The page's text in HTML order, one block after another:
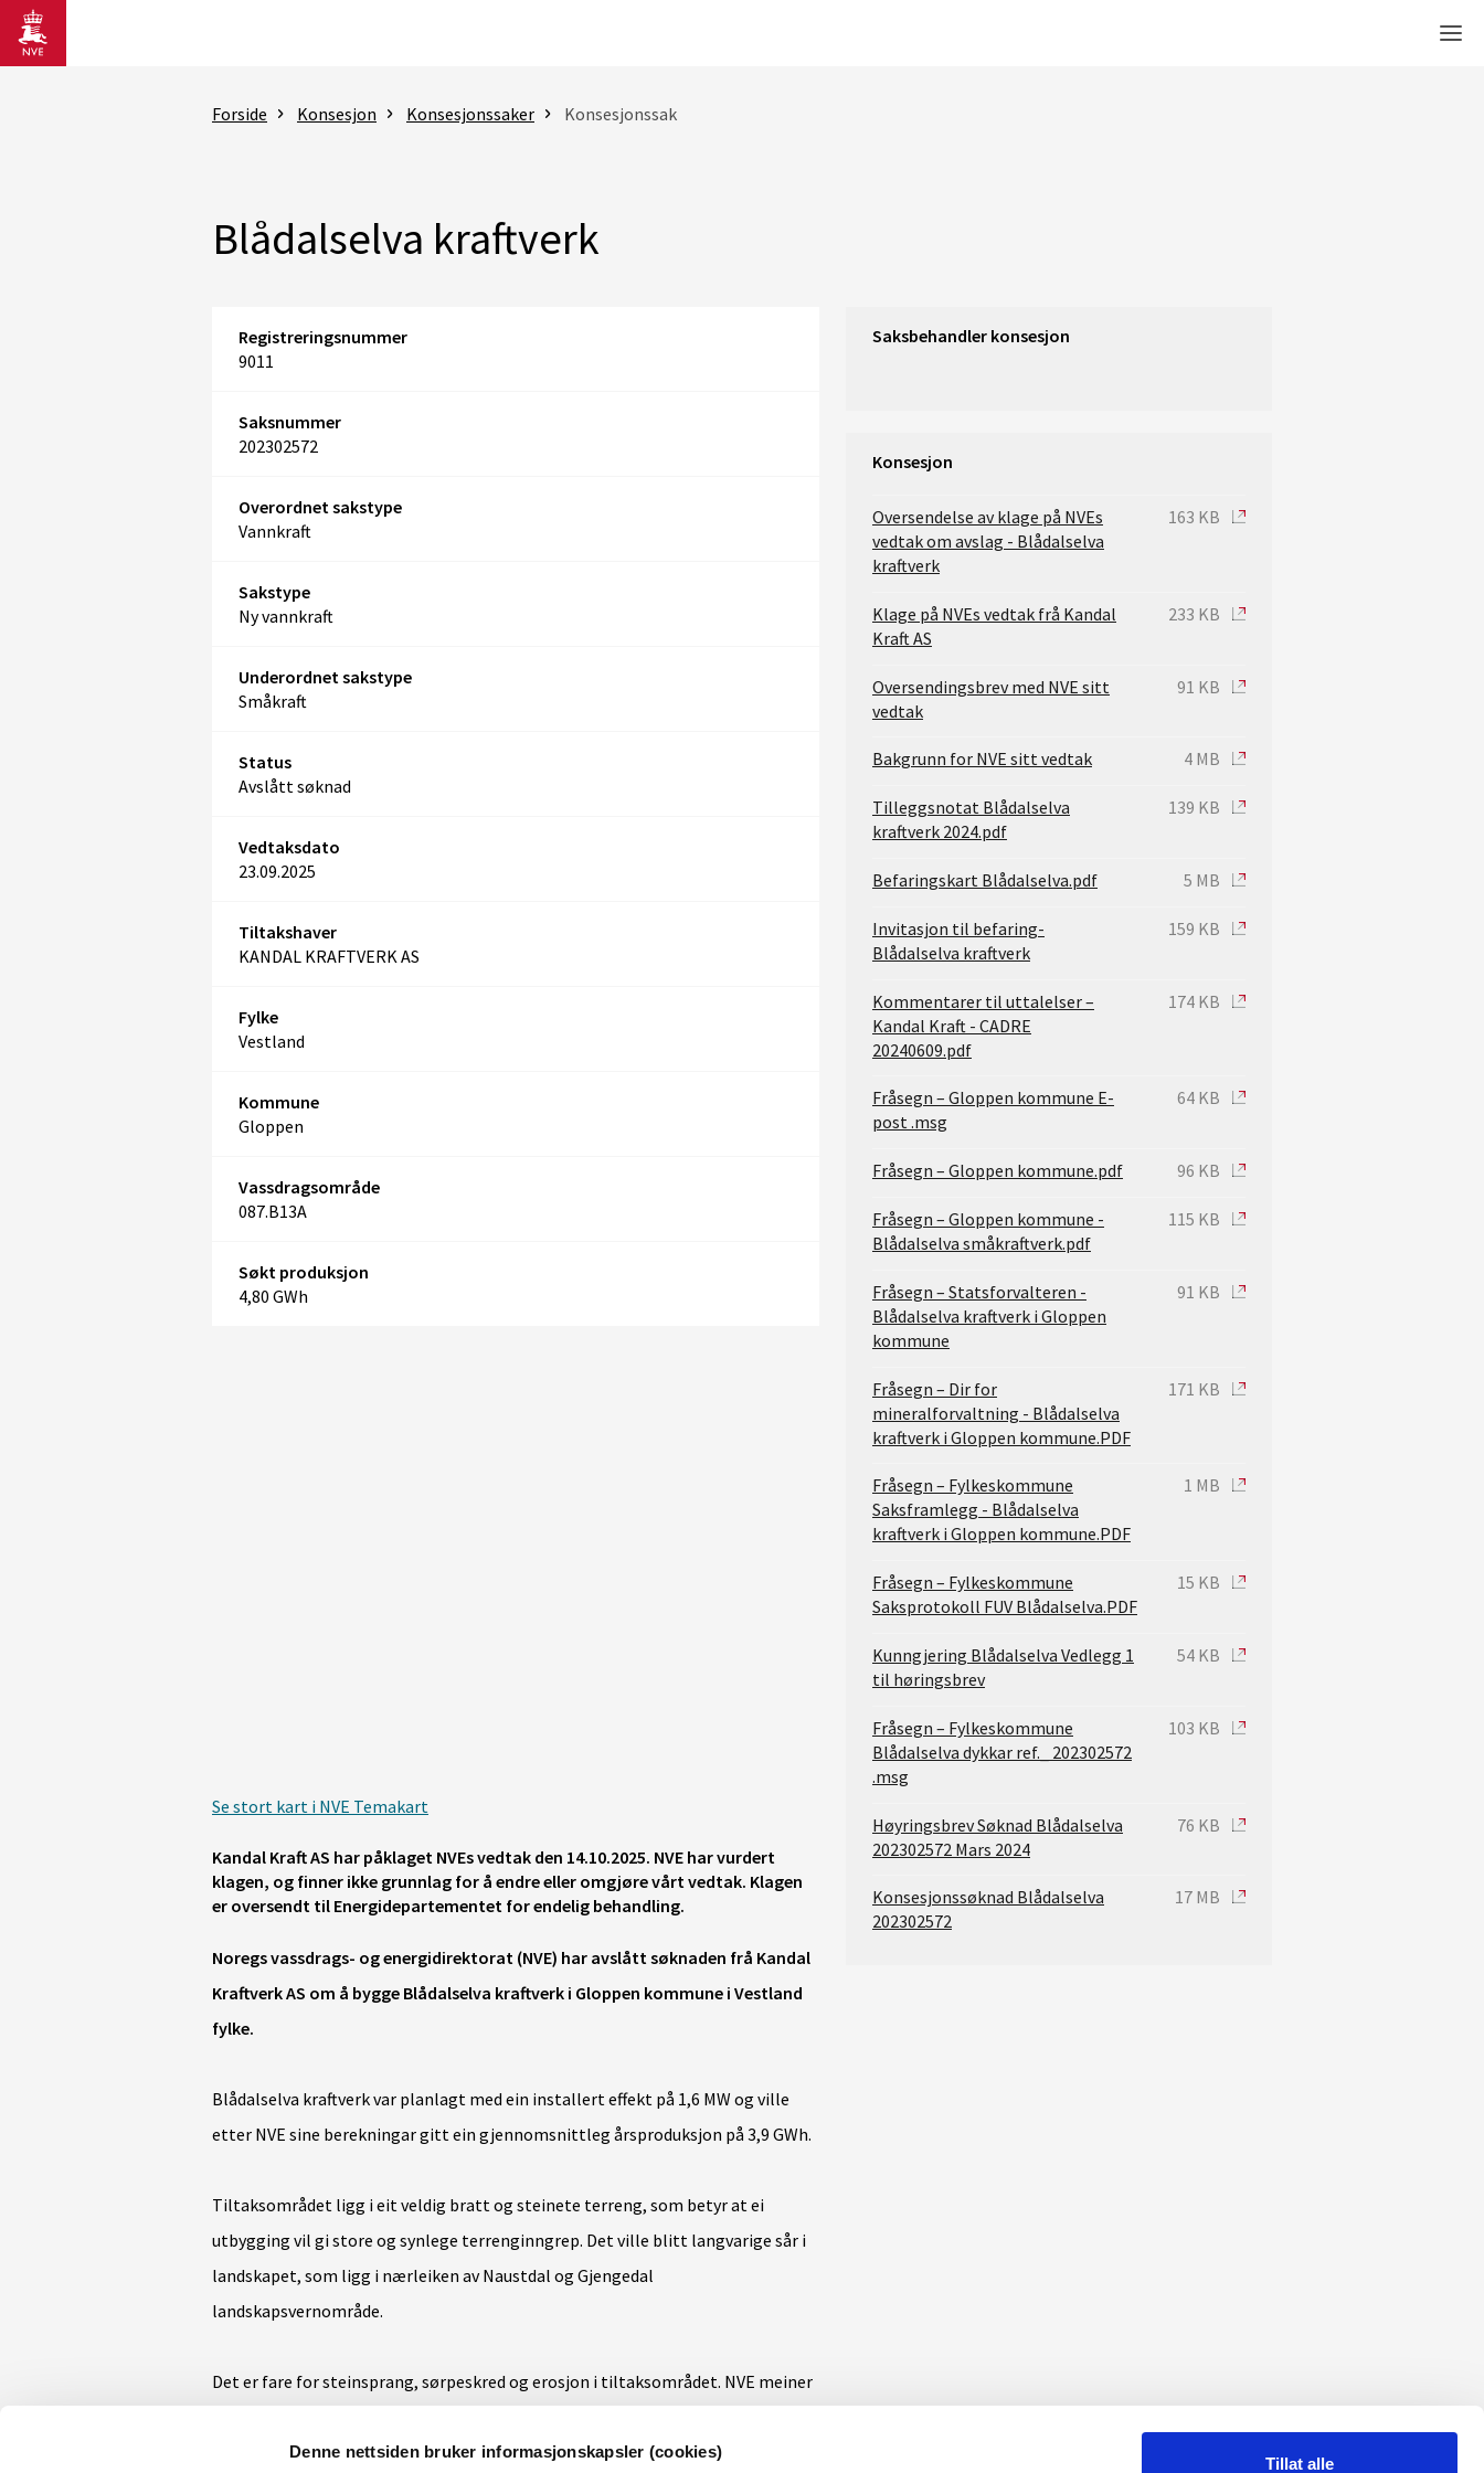
Denne nettsiden bruker informasjonskapsler (cookies)
Tillat alle
Gå til hovedinnhold
Forside Konsesjon Konsesjonssaker Konsesjonssak
Blådalselva kraftverk
Registreringsnummer
9011
Saksnummer
202302572
Overordnet sakstype
Vannkraft
Sakstype
Ny vannkraft
Underordnet sakstype
Småkraft
Status
Avslått søknad
Vedtaksdato
23.09.2025
Tiltakshaver
KANDAL KRAFTVERK AS
Fylke
Vestland
Kommune
Gloppen
Vassdragsområde
087.B13A
Søkt produksjon
4,80 GWh
Se stort kart i NVE Temakart
Kandal Kraft AS har påklaget NVEs vedtak den 14.10.2025. NVE har vurdert
klagen, og finner ikke grunnlag for å endre eller omgjøre vårt vedtak. Klagen
er oversendt til Energidepartementet for endelig behandling.
Noregs vassdrags- og energidirektorat (NVE) har avslått søknaden frå Kandal
Kraftverk AS om å bygge Blådalselva kraftverk i Gloppen kommune i Vestland
fylke.
Blådalselva kraftverk var planlagt med ein installert effekt på 1,6 MW og ville
etter NVE sine berekningar gitt ein gjennomsnittleg årsproduksjon på 3,9 GWh.
Tiltaksområdet ligg i eit veldig bratt og steinete terreng, som betyr at ei
utbygging vil gi store og synlege terrenginngrep. Det ville blitt langvarige sår i
landskapet, som ligg i nærleiken av Naustdal og Gjengedal
landskapsvernområde.
Det er fare for steinsprang, sørpeskred og erosjon i tiltaksområdet. NVE meiner
og driftsfasen.
Saksbehandler konsesjon
Konsesjon
Oversendelse av klage på NVEs
vedtak om avslag - Blådalselva
kraftverk
163 KB
Klage på NVEs vedtak frå Kandal
Kraft AS
233 KB
Oversendingsbrev med NVE sitt
vedtak
91 KB
Bakgrunn for NVE sitt vedtak 4 MB
Tilleggsnotat Blådalselva
kraftverk 2024.pdf
139 KB
Befaringskart Blådalselva.pdf 5 MB
Invitasjon til befaring-
Blådalselva kraftverk
159 KB
Kommentarer til uttalelser –
Kandal Kraft - CADRE
20240609.pdf
174 KB
Fråsegn – Gloppen kommune E-
post .msg
64 KB
Fråsegn – Gloppen kommune.pdf 96 KB
Fråsegn – Gloppen kommune -
Blådalselva småkraftverk.pdf
115 KB
Fråsegn – Statsforvalteren -
Blådalselva kraftverk i Gloppen
kommune
91 KB
Fråsegn – Dir for
mineralforvaltning - Blådalselva
kraftverk i Gloppen kommune.PDF
171 KB
Fråsegn – Fylkeskommune
Saksframlegg - Blådalselva
kraftverk i Gloppen kommune.PDF
1 MB
Fråsegn – Fylkeskommune
Saksprotokoll FUV Blådalselva.PDF
15 KB
Kunngjering Blådalselva Vedlegg 1
til høringsbrev
54 KB
Fråsegn – Fylkeskommune
Blådalselva dykkar ref._ 202302572
.msg
103 KB
Høyringsbrev Søknad Blådalselva
202302572 Mars 2024
76 KB
Konsesjonssøknad Blådalselva
202302572
17 MB